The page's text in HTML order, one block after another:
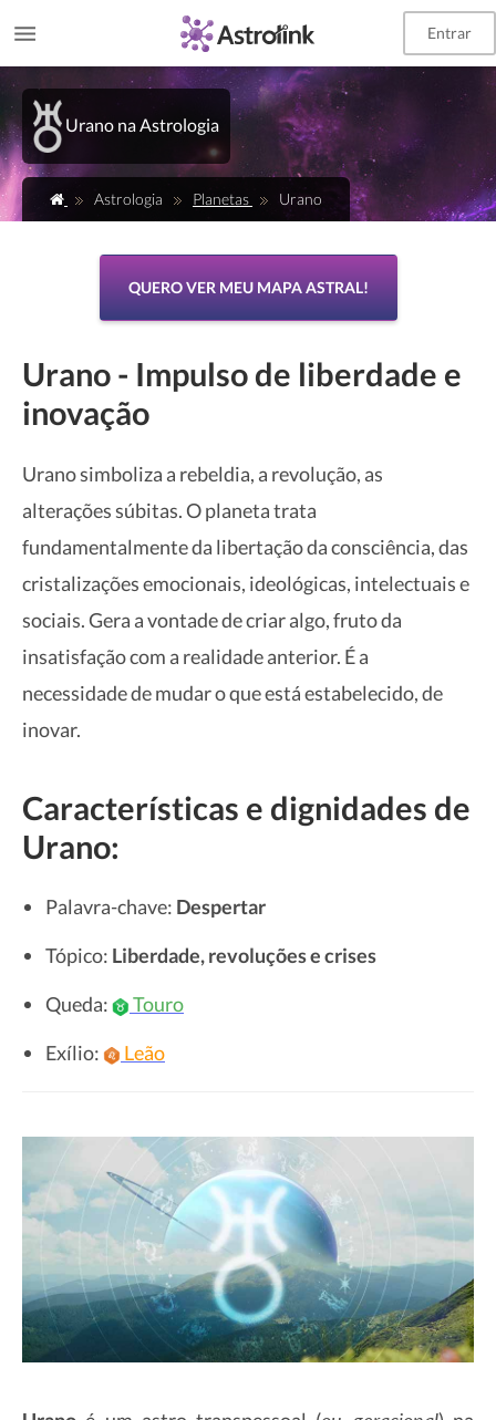
Entrar
Urano na Astrologia
Astrologia Planetas Urano
QUERO VER MEU MAPA ASTRAL!
Urano - Impulso de liberdade e
inovação
Urano simboliza a rebeldia, a revolução, as
alterações súbitas. O planeta trata
fundamentalmente da libertação da consciência, das
cristalizações emocionais, ideológicas, intelectuais e
sociais. Gera a vontade de criar algo, fruto da
insatisfação com a realidade anterior. É a
necessidade de mudar o que está estabelecido, de
inovar.
Características e dignidades de
Urano:
Palavra-chave: Despertar
Tópico: Liberdade, revoluções e crises
Queda: Touro
Exílio: Leão